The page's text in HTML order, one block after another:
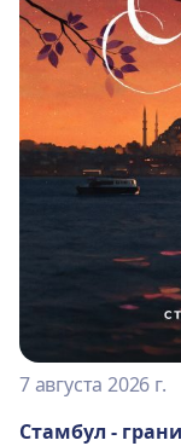
7 августа 2026 г.
Стамбул -